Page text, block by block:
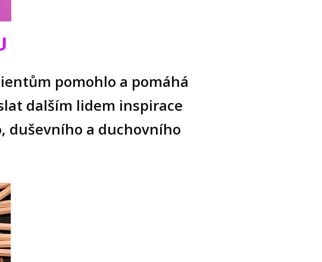
pomohlo a pomáhá
dalším lidem inspirace
duševního a duchovního